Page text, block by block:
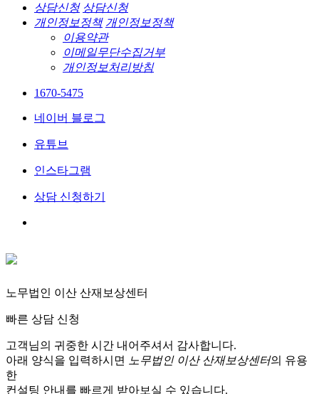
상담신청 상담신청
개인정보정책 개인정보정책
이용약관
이메일무단수집거부
개인정보처리방침
1670-5475
네이버 블로그
유튜브
인스타그램
상담 신청하기
노무법인 이산 산재보상센터
빠른 상담 신청
고객님의 귀중한 시간 내어주셔서 감사합니다.
아래 양식을 입력하시면
노무법인 이산 산재보상센터의 유용
한
컨설팅 안내를 빠르게 받아보실 수 있습니다.